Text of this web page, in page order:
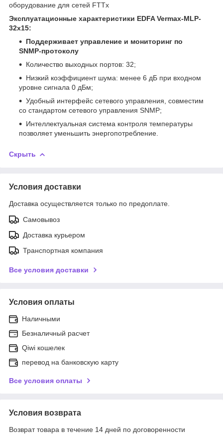
оборудование для сетей FTTx
Эксплуатационные характеристики EDFA Vermax-MLP-
32x15:
Поддерживает управление и мониторинг по
SNMP-протоколу
Количество выходных портов: 32;
Низкий коэффициент шума: менее 6 дБ при входном
уровне сигнала 0 дБм;
Удобный интерфейс сетевого управления, совместим
со стандартом сетевого управления SNMP;
Интеллектуальная система контроля температуры
позволяет уменьшить энергопотребление.
Скрыть
Условия доставки
Доставка осуществляется только по предоплате.
Самовывоз
Доставка курьером
Транспортная компания
Все условия доставки
Условия оплаты
Наличными
Безналичный расчет
Qiwi кошелек
перевод на банковскую карту
Все условия оплаты
Условия возврата
Возврат товара в течение 14 дней по договоренности